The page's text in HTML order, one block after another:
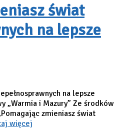
świat
na lepsze
na lepsze
„Warmia i Mazury” Ze środków
zmieniasz świat
więcej